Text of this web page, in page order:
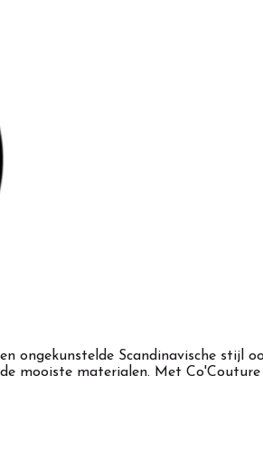
ongekunstelde Scandinavische stijl
mooiste materialen. Met